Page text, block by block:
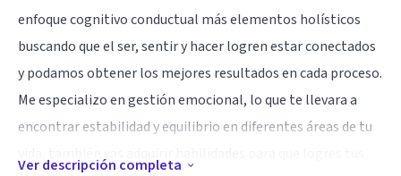
enfoque cognitivo conductual más elementos holísticos
buscando que el ser, sentir y hacer logren estar conectados
y podamos obtener los mejores resultados en cada proceso.
Me especializo en gestión emocional, lo que te llevara a
encontrar estabilidad y equilibrio en diferentes áreas de tu
Ver descripción completa